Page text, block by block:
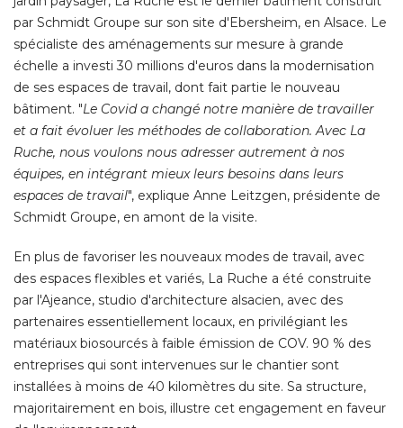
par Schmidt Groupe sur son site d'Ebersheim, en Alsace. Le
spécialiste des aménagements sur mesure à grande
échelle a investi 30 millions d'euros dans la modernisation
de ses espaces de travail, dont fait partie le nouveau
bâtiment. "Le Covid a changé notre manière de travailler
et a fait évoluer les méthodes de collaboration. Avec La
Ruche, nous voulons nous adresser autrement à nos
équipes, en intégrant mieux leurs besoins dans leurs
espaces de travail", explique Anne Leitzgen, présidente de
Schmidt Groupe, en amont de la visite.
En plus de favoriser les nouveaux modes de travail, avec
des espaces flexibles et variés, La Ruche a été construite
par l'Ajeance, studio d'architecture alsacien, avec des
partenaires essentiellement locaux, en privilégiant les
matériaux biosourcés à faible émission de COV. 90 % des
entreprises qui sont intervenues sur le chantier sont
installées à moins de 40 kilomètres du site. Sa structure,
majoritairement en bois, illustre cet engagement en faveur